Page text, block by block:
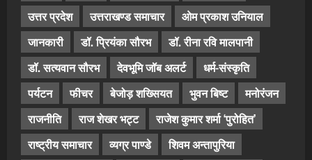
उत्तर प्रदेश
उत्तराखण्ड समाचार
ओम प्रकाश उनियाल
जानकारी
डॉ. प्रियंका सौरभ
डॉ. रीना रवि मालपानी
डॉ. सत्यवान सौरभ
देवभूमि जॉब अलर्ट
धर्म-संस्कृति
पर्यटन
फीचर बेजोड़ शख्सियत भुवन बिष्ट
मनोरंजन
राजनीति
राज शेखर भट्ट
राजेश कुमार शर्मा ‘पुरोहित’
राष्ट्रीय समाचार
व्यग्र पाण्डे शिवम अन्तापुरिया